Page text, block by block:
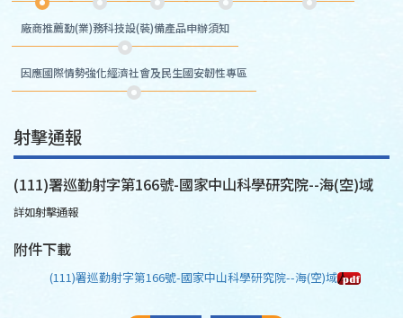
廠商推薦勤(業)務科技設(裝)備產品申辦須知
因應國際情勢強化經濟社會及民生國安韌性專區
射擊通報
(111)署巡勤射字第166號-國家中山科學研究院--海(空)域
詳如射擊通報
附件下載
(111)署巡勤射字第166號-國家中山科學研究院--海(空)域